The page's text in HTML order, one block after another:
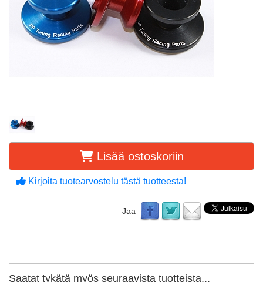
Lisää ostoskoriin
Kirjoita tuotearvostelu tästä tuotteesta!
Jaa
Saatat tykätä myös seuraavista tuotteista...